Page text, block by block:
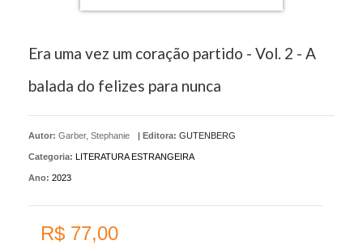
Era uma vez um coração partido - Vol. 2 - A
balada do felizes para nunca
Autor: Garber, Stephanie | Editora: GUTENBERG
Categoria: LITERATURA ESTRANGEIRA
Ano: 2023
R$ 77,00